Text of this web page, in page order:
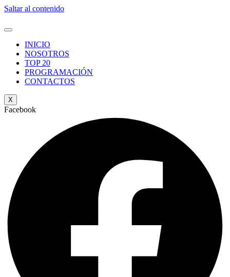
Saltar al contenido
INICIO
NOSOTROS
TOP 20
PROGRAMACIÓN
CONTACTOS
X
Facebook